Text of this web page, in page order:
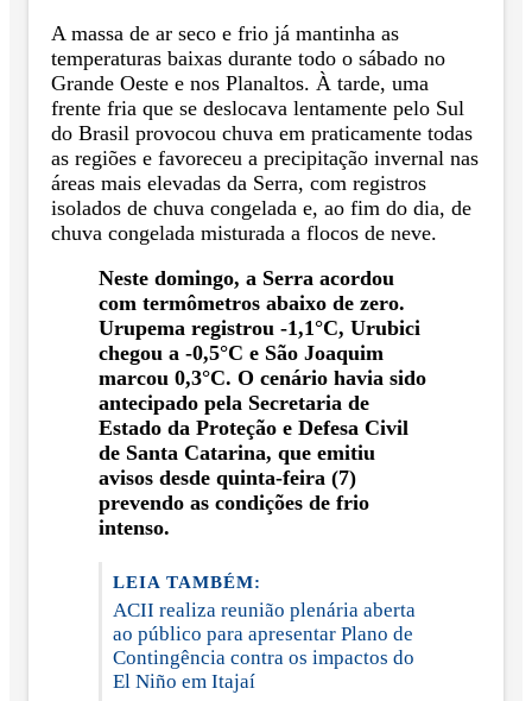
A massa de ar seco e frio já mantinha as
temperaturas baixas durante todo o sábado no
Grande Oeste e nos Planaltos. À tarde, uma
frente fria que se deslocava lentamente pelo Sul
do Brasil provocou chuva em praticamente todas
as regiões e favoreceu a precipitação invernal nas
áreas mais elevadas da Serra, com registros
isolados de chuva congelada e, ao fim do dia, de
chuva congelada misturada a flocos de neve.
Neste domingo, a Serra acordou
com termômetros abaixo de zero.
Urupema registrou -1,1°C, Urubici
chegou a -0,5°C e São Joaquim
marcou 0,3°C. O cenário havia sido
antecipado pela Secretaria de
Estado da Proteção e Defesa Civil
de Santa Catarina, que emitiu
avisos desde quinta-feira (7)
prevendo as condições de frio
intenso.
LEIA TAMBÉM:
ACII realiza reunião plenária aberta
ao público para apresentar Plano de
Contingência contra os impactos do
El Niño em Itajaí